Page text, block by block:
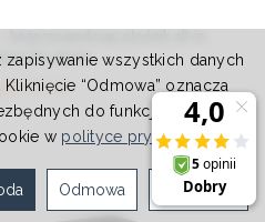
do domu
zł
zapisywanie wszystkich danych
“Odmowa” oznacza
do funkcjonowania
w polityce prywatności.
Ustawienia
Odmowa